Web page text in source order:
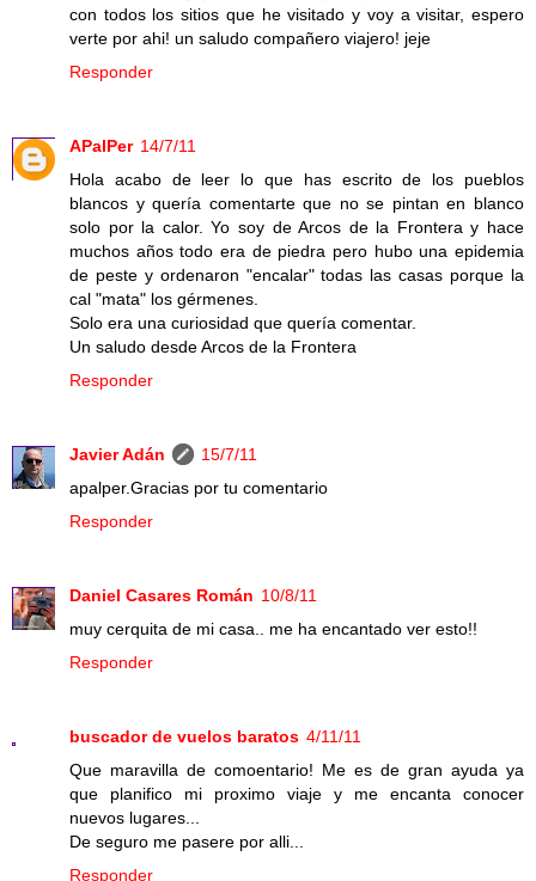
con todos los sitios que he visitado y voy a visitar, espero
verte por ahi! un saludo compañero viajero! jeje
Responder
APalPer 14/7/11
Hola acabo de leer lo que has escrito de los pueblos
blancos y quería comentarte que no se pintan en blanco
solo por la calor. Yo soy de Arcos de la Frontera y hace
muchos años todo era de piedra pero hubo una epidemia
de peste y ordenaron "encalar" todas las casas porque la
cal "mata" los gérmenes.
Solo era una curiosidad que quería comentar.
Un saludo desde Arcos de la Frontera
Responder
Javier Adán
15/7/11
apalper.Gracias por tu comentario
Responder
Daniel Casares Román 10/8/11
muy cerquita de mi casa.. me ha encantado ver esto!!
Responder
buscador de vuelos baratos 4/11/11
Que maravilla de comoentario! Me es de gran ayuda ya
que planifico mi proximo viaje y me encanta conocer
nuevos lugares...
De seguro me pasere por alli...
Responder